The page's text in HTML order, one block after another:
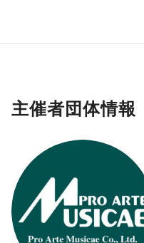
主催者団体情報